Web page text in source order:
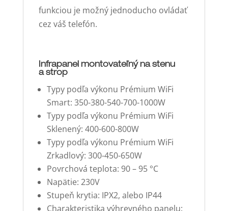
funkciou je možný jednoducho ovládať
cez váš telefón.
Infrapanel montovateľný na stenu
a strop
Typy podľa výkonu Prémium WiFi
Smart: 350-380-540-700-1000W
Typy podľa výkonu Prémium WiFi
Sklenený: 400-600-800W
Typy podľa výkonu Prémium WiFi
Zrkadlový: 300-450-650W
Povrchová teplota: 90 – 95 °C
Napätie: 230V
Stupeň krytia: IPX2, alebo IP44
Charakteristika výhrevného panelu: